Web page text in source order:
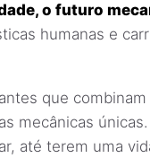
o futuro
humanas e
que
mecânicas
até terem uma